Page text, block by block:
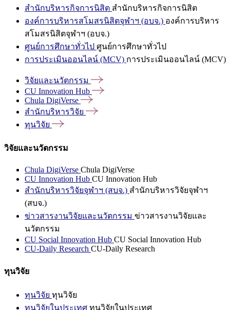
สำนักบริหารกิจการนิสิต สำนักบริหารกิจการนิสิต
องค์การบริหารสโมสรนิสิตจุฬาฯ (อบจ.) องค์การบริหาร
สโมสรนิสิตจุฬาฯ (อบจ.)
ศูนย์การศึกษาทั่วไป ศูนย์การศึกษาทั่วไป
การประเมินออนไลน์ (MCV) การประเมินออนไลน์ (MCV)
วิจัยและนวัตกรรม
CU Innovation Hub
Chula DigiVerse
สำนักบริหารวิจัย
ทุนวิจัย
วิจัยและนวัตกรรม
Chula DigiVerse Chula DigiVerse
CU Innovation Hub CU Innovation Hub
สำนักบริหารวิจัยจุฬาฯ (สบจ.) สำนักบริหารวิจัยจุฬาฯ
(สบจ.)
ข่าวสารงานวิจัยและนวัตกรรม ข่าวสารงานวิจัยและ
นวัตกรรม
CU Social Innovation Hub CU Social Innovation Hub
CU-Daily Research CU-Daily Research
ทุนวิจัย
ทุนวิจัย ทุนวิจัย
ทุนวิจัยในประเทศ ทุนวิจัยในประเทศ